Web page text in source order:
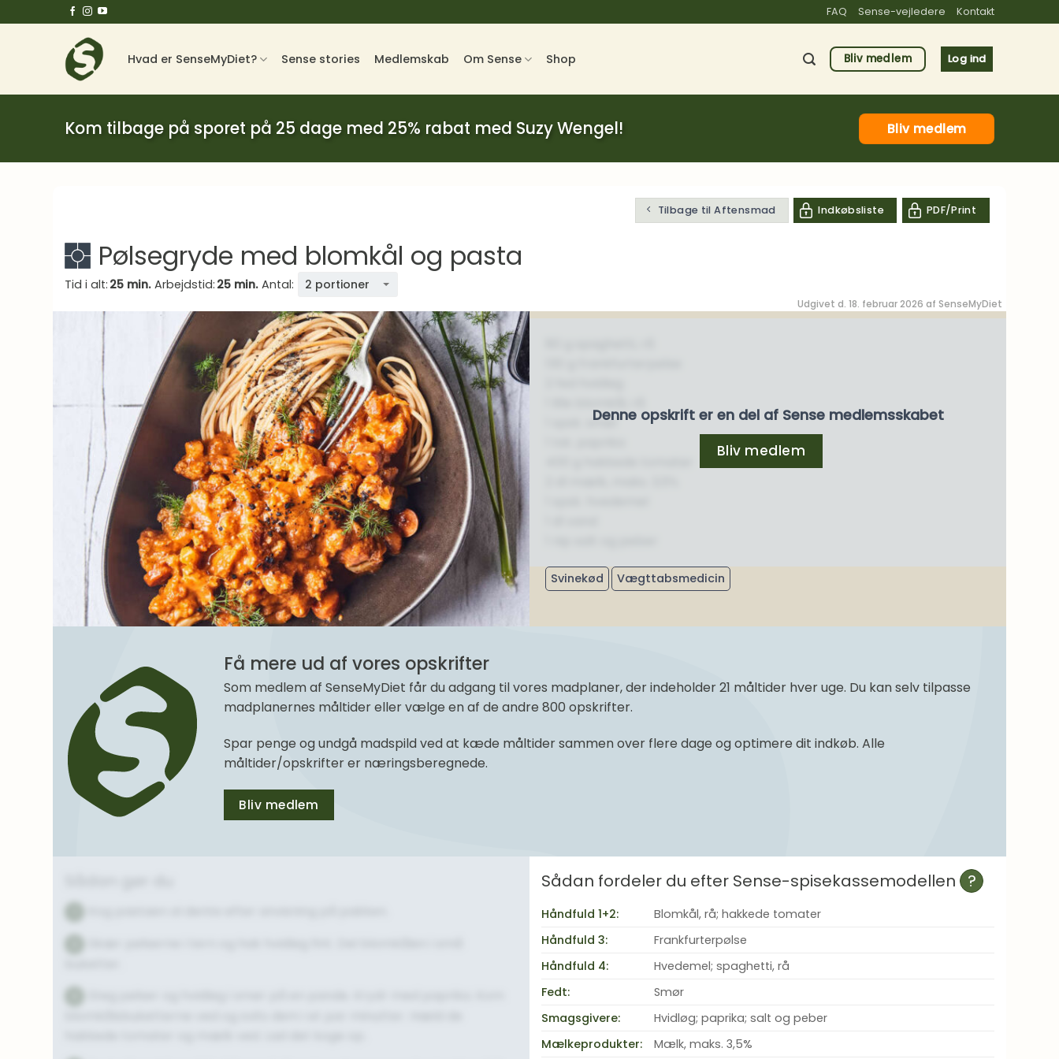
til
FAQ Sense-vejledere Kontakt
Hvad er SenseMyDiet? Sense stories Medlemskab Om Sense Shop Bliv medlem Log ind
Kom tilbage på sporet på 25 dage med 25% rabat med Suzy Wengel! Bliv medlem
Tilbage til Aftensmad Indkøbsliste PDF/Print
Pølsegryde med blomkål og pasta
Tid i alt: 25 min. Arbejdstid: 25 min. Antal: 2 portioner
Udgivet d. 18. februar 2026 af SenseMyDiet
Denne opskrift er en del af Sense medlemsskabet
Bliv medlem
1 spsk. smør
Svinekød Vægttabsmedicin
Få mere ud af vores opskrifter
Som medlem af SenseMyDiet får du adgang til vores madplaner, der indeholder 21 måltider hver uge. Du kan selv tilpasse
madplanernes måltider eller vælge en af de andre 800 opskrifter.
Spar penge og undgå madspild ved at kæde måltider sammen over flere dage og optimere dit indkøb. Alle
måltider/opskrifter er næringsberegnede.
Bliv medlem
Sådan fordeler du efter Sense-spisekassemodellen ?
Håndfuld 1+2:
Blomkål, rå; hakkede tomater
Håndfuld 3:
Frankfurterpølse
Håndfuld 4:
Hvedemel; spaghetti, rå
Fedt:
Smør
Smagsgivere:
Hvidløg; paprika; salt og peber
Mælkeprodukter:
Mælk, maks. 3,5%